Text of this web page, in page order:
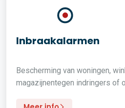
Inbraakalarmen
Bescherming van woningen,
magazijnentegen indringers of